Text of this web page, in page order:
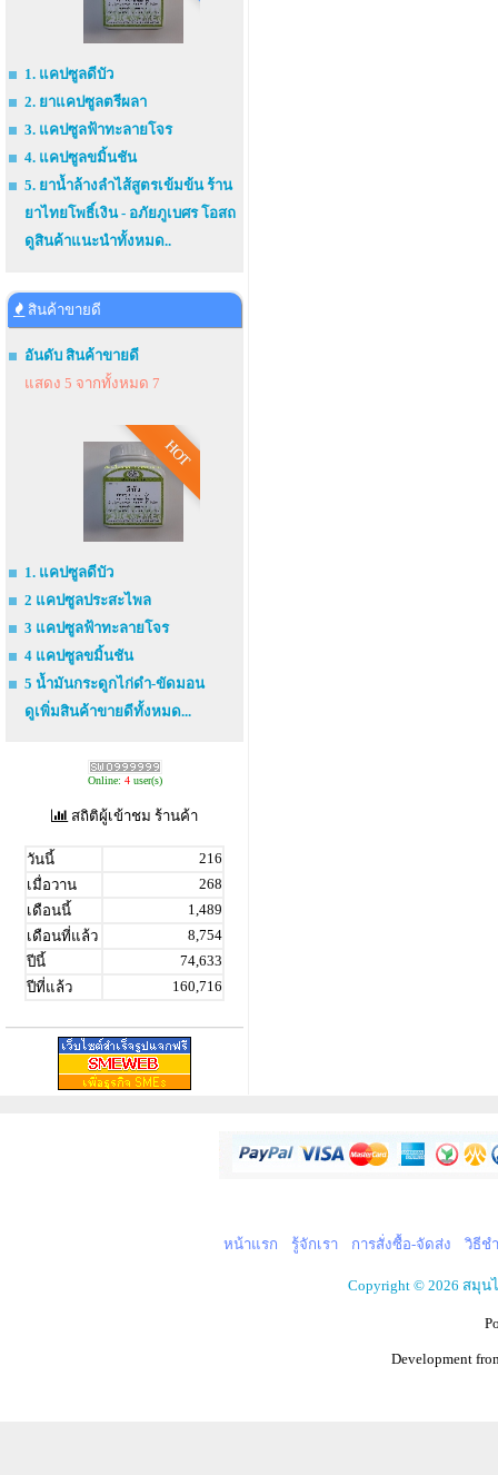
1. แคปซูลดีบัว
2. ยาแคปซูลตรีผลา
3. แคปซูลฟ้าทะลายโจร
4. แคปซูลขมิ้นชัน
5. ยาน้ำล้างลำไส้สูตรเข้มข้น ร้าน
ยาไทยโพธิ์เงิน - อภัยภูเบศร โอสถ
ดูสินค้าแนะนำทั้งหมด..
สินค้าขายดี
อันดับ สินค้าขายดี
แสดง 5 จากทั้งหมด 7
HOT
1. แคปซูลดีบัว
2 แคปซูลประสะไพล
3 แคปซูลฟ้าทะลายโจร
4 แคปซูลขมิ้นชัน
5 น้ำมันกระดูกไก่ดำ-ขัดมอน
ดูเพิ่มสินค้าขายดีทั้งหมด...
Online: 4user(s)
สถิติผู้เข้าชม ร้านค้า
วันนี้
216
เมื่อวาน
268
เดือนนี้
1,489
เดือนที่แล้ว
8,754
ปีนี้
74,633
ปีที่แล้ว
160,716
หน้าแรก รู้จักเรา การสั่งซื้อ-จัดส่ง วิธีช
Copyright © 2026 สมุ
Development